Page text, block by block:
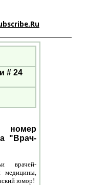
# 24
"Врач-
врачей-
медицины,
юмор!